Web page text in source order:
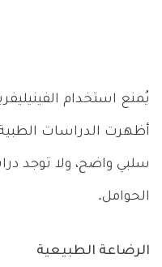
يُمنع استخدام
أظهرت الدراسات الطبية
سلبي واضح، ولا توجد
الحوامل.
الرضاعة الطبيعية